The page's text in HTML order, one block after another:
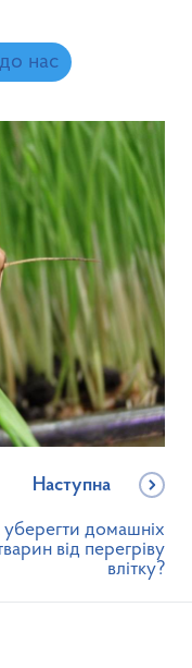
нас
Наступна
уберегти домашніх
від перегріву
влітку?